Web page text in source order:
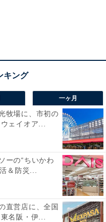
一ヶ月
牧場に、市初の
ェイオア...
ーの“ちいかわ
＆防災...
直営店に、全国
名阪・伊...